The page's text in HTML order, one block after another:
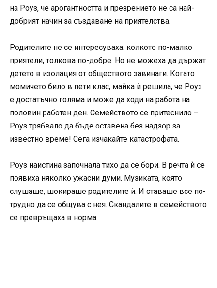
на Роуз, че арогантността и презрението не са най-
добрият начин за създаване на приятелства.
Родителите не се интересуваха: колкото по-малко
приятели, толкова по-добре. Но не можеха да държат
детето в изолация от обществото завинаги. Когато
момичето било в пети клас, майка ѝ решила, че Роуз
е достатъчно голяма и може да ходи на работа на
половин работен ден. Семейството се притеснило –
Роуз трябвало да бъде оставена без надзор за
известно време! Сега изчакайте катастрофата.
Роуз наистина започнала тихо да се бори. В речта ѝ се
появиха няколко ужасни думи. Музиката, която
слушаше, шокираше родителите ѝ. И ставаше все по-
трудно да се общува с нея. Скандалите в семейството
се превръщаха в норма.